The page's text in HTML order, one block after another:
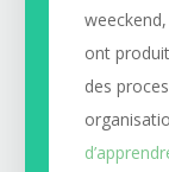
ont
des